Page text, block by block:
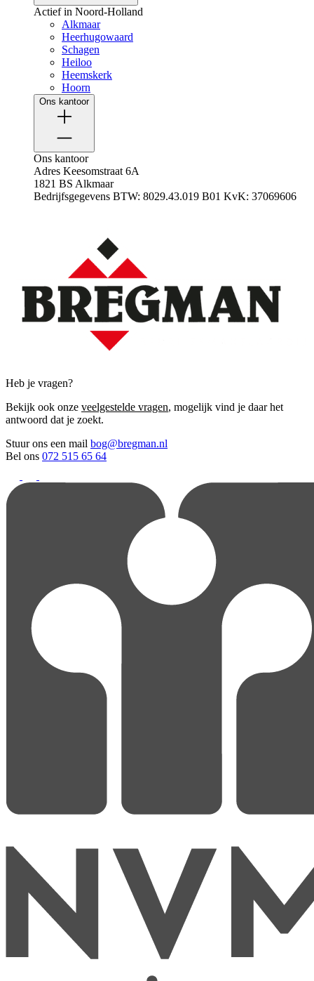
Actief in Noord-Holland
Alkmaar
Heerhugowaard
Schagen
Heiloo
Heemskerk
Hoorn
Ons kantoor
Ons kantoor
Adres Keesomstraat 6A
1821 BS Alkmaar
Bedrijfsgegevens BTW: 8029.43.019 B01 KvK: 37069606
Heb je vragen?
Bekijk ook onze veelgestelde vragen, mogelijk vind je daar het
antwoord dat je zoekt.
Stuur ons een mail bog@bregman.nl
Bel ons 072 515 65 64